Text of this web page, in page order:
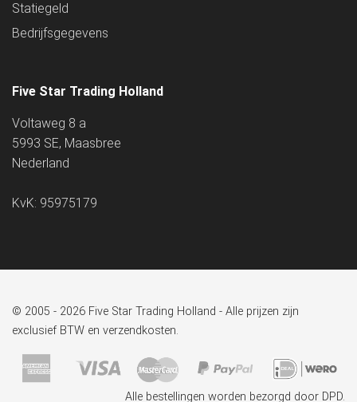
Statiegeld
Bedrijfsgegevens
Five Star Trading Holland
Voltaweg 8 a
5993 SE, Maasbree
Nederland
KvK: 95975179
© 2005 - 2026 Five Star Trading Holland - Alle prijzen zijn
exclusief BTW en verzendkosten.
Alle bestellingen worden bezorgd door DPD.